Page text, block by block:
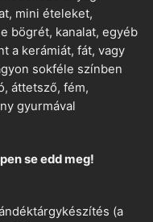
mini ételeket,
bögrét, kanalat, egyéb
a kerámiát, fát, vagy
sokféle színben
áttetsző, fém,
gyurmával
se edd meg!
(a